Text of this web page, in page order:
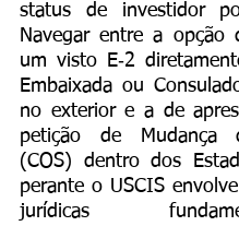
status de investidor
Navegar entre a opção
um visto E‑2
Embaixada ou
no exterior e a de
petição de Mudança
(COS) dentro dos
perante o USCIS
jurídicas